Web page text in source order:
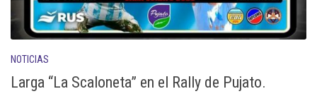
NOTICIAS
Larga “La Scaloneta” en el Rally de Pujato.